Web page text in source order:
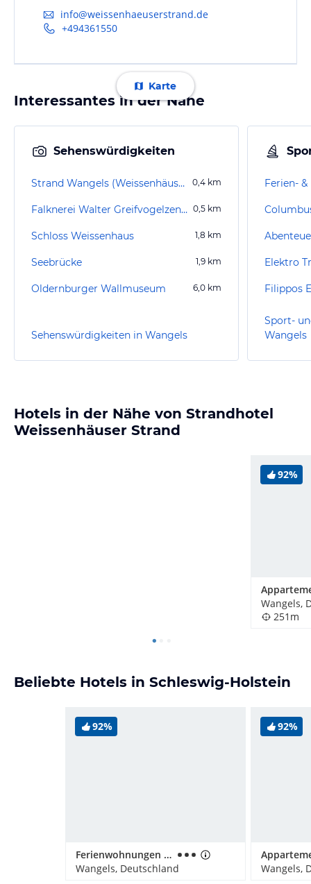
info@weissenhaeuserstrand.de
+494361550
Karte
Interessantes in der Nähe
Sehenswürdigkeiten
Strand Wangels (Weissenhäuser Strand) 0,4 km
Falknerei Walter Greifvogelzentrum Weissenhäuser Strand 0,5 km
Schloss Weissenhaus 1,8 km
Seebrücke 1,9 km
Oldernburger Wallmuseum 6,0 km
Sehenswürdigkeiten in Wangels
Filippos
Sport-
Wangels
Hotels in der Nähe von Strandhotel
Weissenhäuser Strand
92%
Wangels,
251m
Beliebte Hotels in Schleswig-Holstein
92%
Ferienwohnungen Ferienpark Weissenhäuser Strand
Wangels, Deutschland
92%
Wangels,